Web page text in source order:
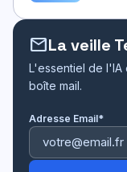
mailLa veille
L'essentiel de l'IA
boîte mail.
Adresse Email*